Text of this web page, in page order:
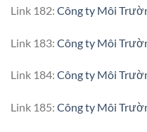
Link 182: Công ty Môi
Link 183: Công ty Môi
Link 184: Công ty Môi
Link 185: Công ty Môi